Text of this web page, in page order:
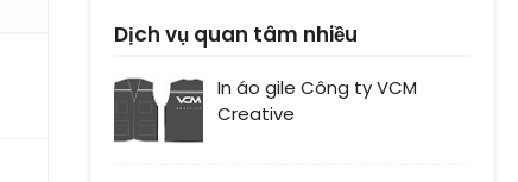
Dịch vụ quan tâm nhiều
In áo gile Công ty VCM
Creative